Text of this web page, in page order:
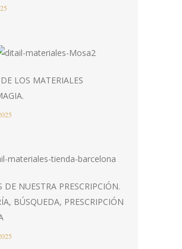
LOS MATERIALES
DE NUESTRA PRESCRIPCIÓN.
BÚSQUEDA, PRESCRIPCIÓN